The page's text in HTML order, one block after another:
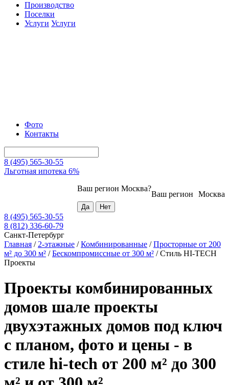
Производство
Поселки
Услуги Услуги
Фото
Контакты
8 (495) 565-30-55
Льготная ипотека 6%
Москва
Ваш регион
Ваш регион Москва?
8 (495) 565-30-55
8 (812) 336-60-79
Санкт-Петербург
Главная / 2-этажные /Комбинированные /Просторные от 200
м² до 300 м² /Бескомпромиссные от 300 м² /Стиль HI-TECH
Проекты
Проекты комбинированных
домов шале проекты
двухэтажных домов под ключ
с планом, фото и цены - в
стиле hi-tech от 200 м² до 300